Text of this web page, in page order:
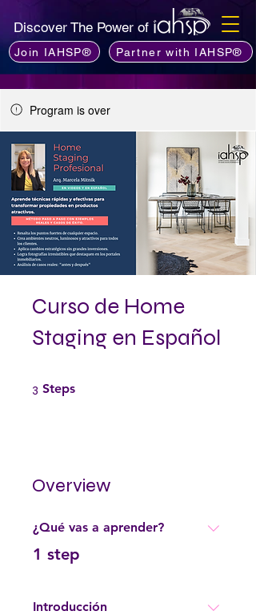
Discover The Power of
Join IAHSP® Partner with IAHSP®
Program is over
Curso de Home
Staging en Español
3 Steps
Overview
¿Qué vas a aprender?
.
1 step
Introducción